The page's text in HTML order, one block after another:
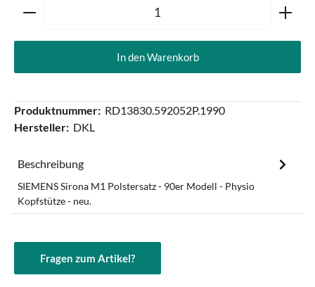
Produkt Anzahl: Gib den gewünschten Wert ein oder
In den Warenkorb
Produktnummer: RD13830.592052P.1990
Hersteller: DKL
Beschreibung
SIEMENS Sirona M1 Polstersatz - 90er Modell - Physio
Kopfstütze - neu.
Fragen zum Artikel?